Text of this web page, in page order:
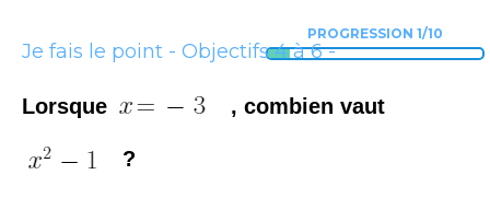
PROGRESSION 1/10
Je fais le point - Objectifs 4 à 6 -
Lorsque
​​​​​​​, combien vaut
?